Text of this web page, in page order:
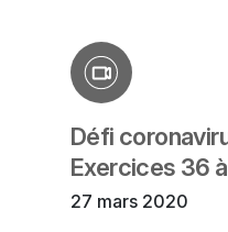
Défi
Exercices 36
27 mars 2020